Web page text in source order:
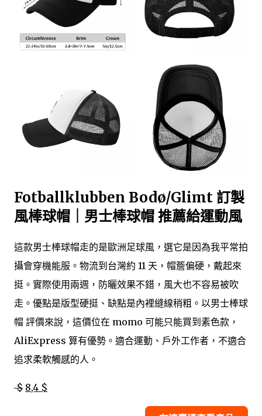
Fotballklubben Bodø/Glimt 訂製
風棒球帽｜男士棒球帽 推薦給運動風
這款男士棒球帽走的是歐洲足球風，選它是因為我平常拍
攝會穿機能服。物流到台灣約 11 天，帽簷偏硬，戴起來
挺。實際使用兩週，防曬效果不錯，風大也不容易被吹
走。優點是版型硬挺、缺點是內裡縫線稍粗。以男士棒球
帽 評價來說，這價位在 momo 可能只能買到素色款，
AliExpress 算有優勢。適合運動、戶外工作者，不適合
追求柔軟觸感的人。
$ 8,4 $